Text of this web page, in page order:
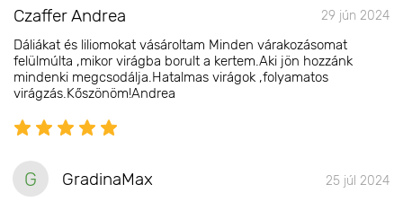
Czaffer Andrea 29 jún 2024
Dáliákat és liliomokat vásároltam Minden várakozásomat
felülmúlta ,mikor virágba borult a kertem.Aki jön hozzánk
mindenki megcsodálja.Hatalmas virágok ,folyamatos
virágzás.Kőszönöm!Andrea
G GradinaMax 25 júl 2024